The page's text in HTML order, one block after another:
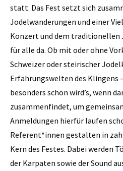
statt. Das Fest setzt sich
Jodelwanderungen und einer
Konzert und dem traditionellen
für alle da. Ob mit oder ohne
Schweizer oder steirischer
Erfahrungswelten des Klingens
besonders schön wird’s, wenn
zusammenfindet, um
Anmeldungen hierfür laufen
Referent*innen gestalten in
Kern des Festes. Dabei werden
der Karpaten sowie der Sound